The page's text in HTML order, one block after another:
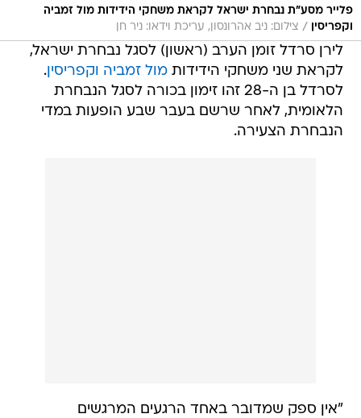
פלייר מסע"ת נבחרת ישראל לקראת משחקי הידידות מול זמביה
וקפריסין
/ צילום: ניב אהרונסון, עריכת וידאו: ניר חן
לירן סרדל זומן הערב (ראשון) לסגל נבחרת ישראל,
לקראת שני משחקי הידידותמול זמביה וקפריסין.
לסרדל בן ה-28 זהו זימון בכורה לסגל הנבחרת
הלאומית, לאחר שרשם בעבר שבע הופעות במדי
הנבחרת הצעירה.
"אין ספק שמדובר באחד הרגעים המרגשים